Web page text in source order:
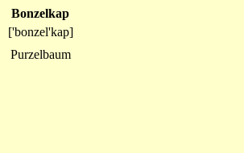
Bonzelkap
['bonzel'kap]
Purzelbaum